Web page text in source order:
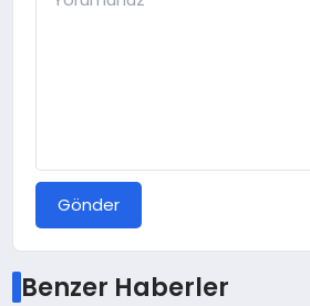
Gönder
Benzer Haberler